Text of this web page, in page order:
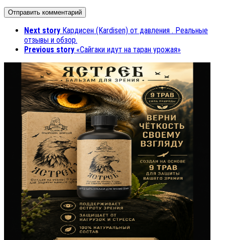
Next story Кардисен (Kardisen) от давления . Реальные
отзывы и обзор.
Previous story «Сайгаки идут на таран урожая»